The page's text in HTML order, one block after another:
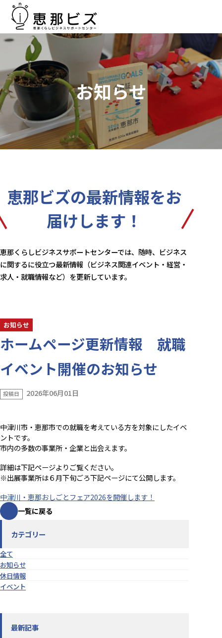
お知らせ
恵那ビズの最新情報をお
届けします！
恵那くらしビジネスサポートセンターでは、随時、ビジネス
に関するに役立つ最新情報（ビジネス関連イベント・経営・
求人・就職情報など）を更新しています。
カテゴリー
全て
お知らせ
休日情報
イベント
最新記事
お知らせ
ホームページ更新情報 就職
イベント開催のお知らせ
投稿日 2026年06月01日
中津川市・恵那市での就職を考えている方を対象にしたイベ
ントです。
市内の多数の事業所・企業と出会えます。
詳細は下記ページよりご覧ください。
※出展事業所は６月下旬ごろ下記ページにて公開します。
中津川・恵那おしごとフェア2026を開催します！
一覧に戻る